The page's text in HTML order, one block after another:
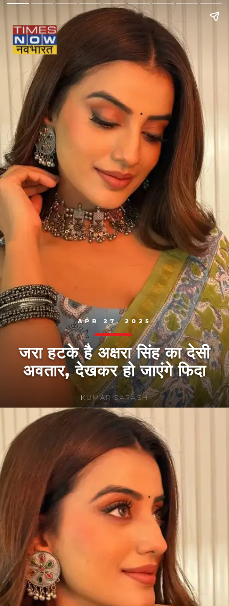
APR 27, 2025
जरा हटके है अक्षरा सिंह का देसी
अवतार, देखकर हो जाएंगे फिदा
KUMAR SARASH